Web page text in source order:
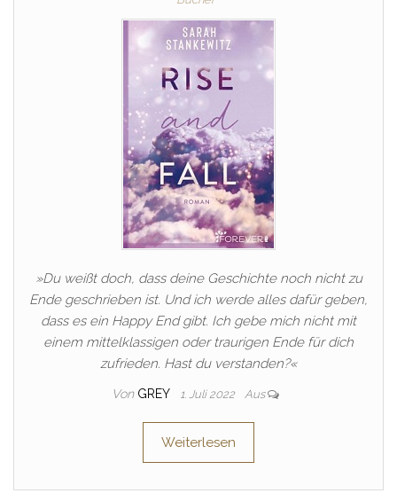
»Du weißt doch, dass deine Geschichte noch nicht zu
Ende geschrieben ist. Und ich werde alles dafür geben,
dass es ein Happy End gibt. Ich gebe mich nicht mit
einem mittelklassigen oder traurigen Ende für dich
zufrieden. Hast du verstanden?«
Von GREY 1. Juli 2022 Aus
Weiterlesen